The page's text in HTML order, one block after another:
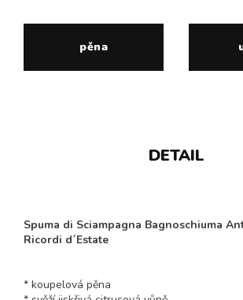
pěna
DETAIL
Spuma di Sciampagna Bagnoschiuma
Ricordi d´Estate
* koupelová pěna